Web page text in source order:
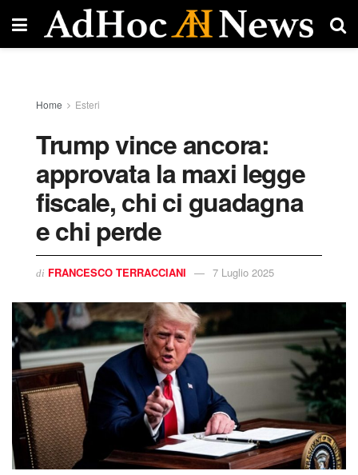
Home Esteri
Trump vince ancora:
approvata la maxi legge
fiscale, chi ci guadagna
e chi perde
di FRANCESCO TERRACCIANI 7 Luglio 2025